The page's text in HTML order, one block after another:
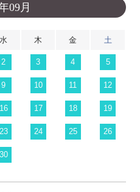
09月
水 木 金 土
2 3 4 5
9 10 11 12
16 17 18 19
23 24 25 26
30